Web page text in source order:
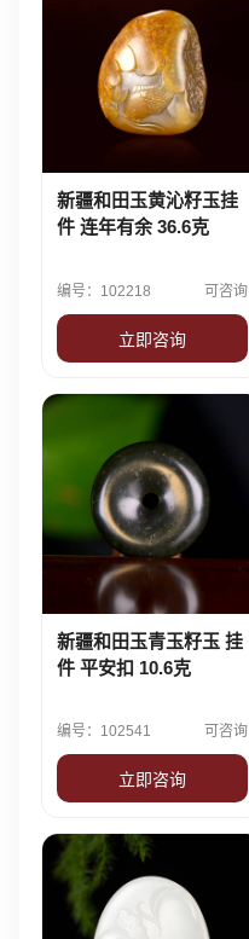
新疆和田玉黄沁籽玉挂
件 连年有余 36.6克
编号：102218 可咨询
立即咨询
新疆和田玉青玉籽玉 挂
件 平安扣 10.6克
编号：102541 可咨询
立即咨询